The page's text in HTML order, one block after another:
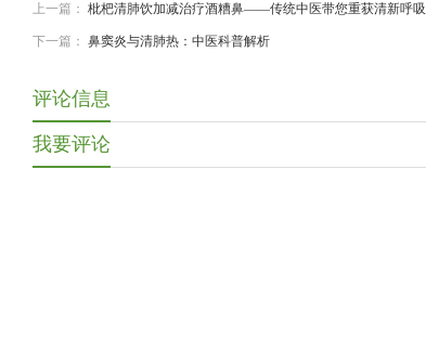
上一篇： 枇杷清肺饮加减治疗酒糟鼻——传统中医带您重获清新呼吸
下一篇： 鼻窦炎与清肺热：中医科普解析
评论信息
我要评论